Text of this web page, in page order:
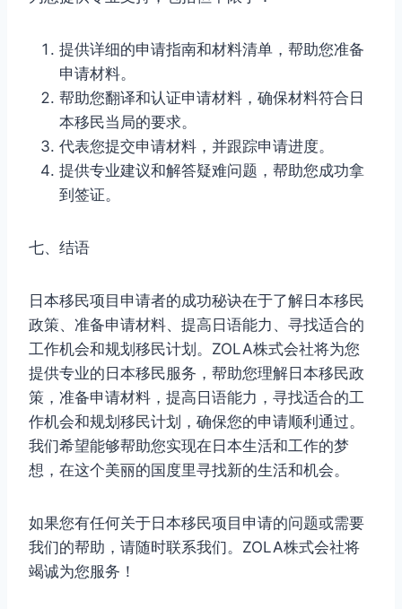
提供详细的申请指南和材料清单，帮助您准备
申请材料。
帮助您翻译和认证申请材料，确保材料符合日
本移民当局的要求。
代表您提交申请材料，并跟踪申请进度。
提供专业建议和解答疑难问题，帮助您成功拿
到签证。
七、结语
日本移民项目申请者的成功秘诀在于了解日本移民
政策、准备申请材料、提高日语能力、寻找适合的
工作机会和规划移民计划。ZOLA株式会社将为您
提供专业的日本移民服务，帮助您理解日本移民政
策，准备申请材料，提高日语能力，寻找适合的工
作机会和规划移民计划，确保您的申请顺利通过。
我们希望能够帮助您实现在日本生活和工作的梦
想，在这个美丽的国度里寻找新的生活和机会。
如果您有任何关于日本移民项目申请的问题或需要
我们的帮助，请随时联系我们。ZOLA株式会社将
竭诚为您服务！